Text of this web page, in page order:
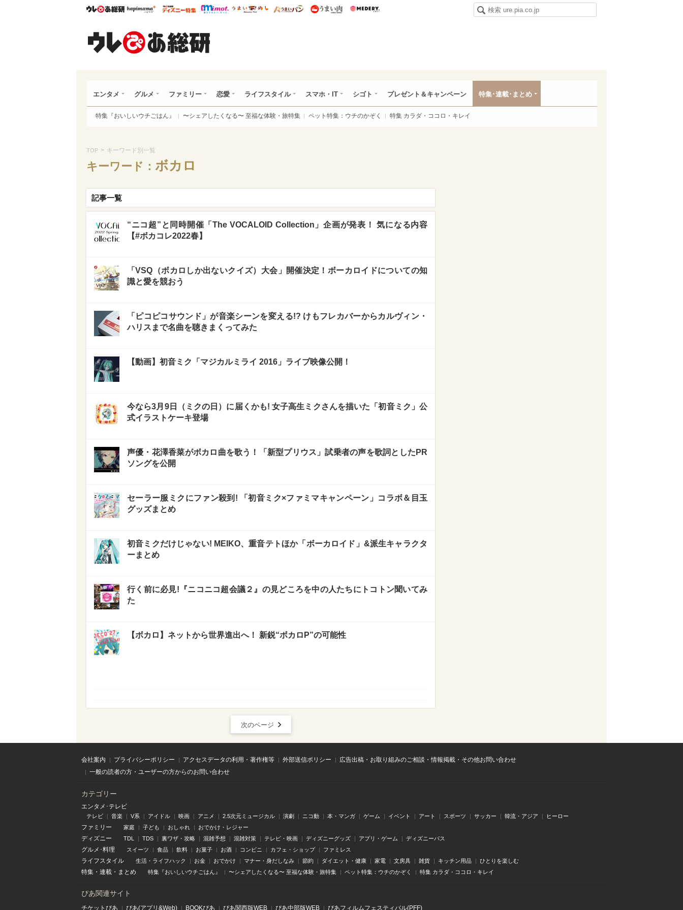
ウレぴあ総研ハピママ* ウレぴあ総研 ディズニー特集
mimot. うまいめし うまいパン うまい肉
エンタメ グルメ ファミリー 恋愛 ライフスタイル スマホ・IT シゴト プレゼント＆キャンペーン 特集･連載･まとめ
特集『おいしいウチごはん』 〜シェアしたくなる〜 至福な体験・旅特集 ペット特集：ウチのかぞく 特集 カラダ・ココロ・キレイ
TOP > キーワード別一覧
キーワード： ボカロ
記事一覧
“ニコ超”と同時開催「The VOCALOID Collection」企画が発表！ 気になる内容
【#ボカコレ2022春】
「VSQ（ボカロしか出ないクイズ）大会」開催決定！ボーカロイドについての知
識と愛を競おう
「ピコピコサウンド」が音楽シーンを変える!? けもフレカバーからカルヴィン・
ハリスまで名曲を聴きまくってみた
【動画】初音ミク「マジカルミライ 2016」ライブ映像公開！
今なら3月9日（ミクの日）に届くかも! 女子高生ミクさんを描いた「初音ミク」公
式イラストケーキ登場
声優・花澤香菜がボカロ曲を歌う！「新型プリウス」試乗者の声を歌詞としたPR
ソングを公開
セーラー服ミクにファン殺到! 「初音ミク×ファミマキャンペーン」コラボ＆目玉
グッズまとめ
初音ミクだけじゃない! MEIKO、重音テトほか「ボーカロイド」&派生キャラクタ
ーまとめ
行く前に必見!『ニコニコ超会議２』の見どころを中の人たちにトコトン聞いてみ
た
【ボカロ】ネットから世界進出へ！ 新鋭“ボカロP”の可能性
次のページ
会社案内 プライバシーポリシー アクセスデータの利用・著作権等 外部送信ポリシー
広告出稿・お取り組みのご相談・情報掲載・その他お問い合わせ
一般の読者の方・ユーザーの方からのお問い合わせ
カテゴリー
エンタメ･テレビ
テレビ 音楽 V系 アイドル 映画 アニメ 2.5次元ミュージカル 演劇 ニコ動 本・マンガ ゲーム イベント アート スポーツ サッカー 韓流・アジア ヒーロー
ファミリー 家庭 子ども おしゃれ おでかけ・レジャー
ディズニー TDL TDS 裏ワザ・攻略 混雑予想 混雑対策 テレビ・映画 ディズニーグッズ アプリ・ゲーム ディズニーパス
グルメ･料理 スイーツ 食品 飲料 お菓子 お酒 コンビニ カフェ・ショップ ファミレス
ライフスタイル 生活・ライフハック お金 おでかけ マナー・身だしなみ 節約 ダイエット・健康 家電 文房具 雑貨 キッチン用品 ひとりを楽しむ
特集 ・ 連載 ・ まとめ 特集『おいしいウチごはん』 〜シェアしたくなる〜 至福な体験・旅特集 ペット特集：ウチのかぞく 特集 カラダ・ココロ・キレイ
ぴあ関連サイト
チケットぴあ ぴあ(アプリ&Web) BOOKぴあ ぴあ関⻄版WEB ぴあ中部版WEB ぴあフィルムフェスティバル(PFF)